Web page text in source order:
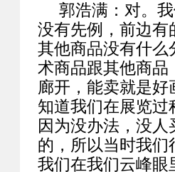
郭浩满：对。
没有先例，前边有
其他商品没有什么
术商品跟其他商
廊开，能卖就是
知道我们在展览
因为没办法，没
的，所以当时我
我们在我们云峰眼